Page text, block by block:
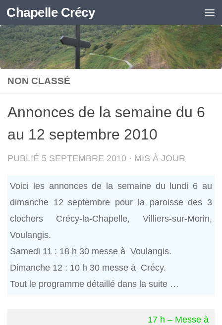
Skip to content
Chapelle Crécy
NON CLASSÉ
Annonces de la semaine du 6
au 12 septembre 2010
PUBLIÉ 5 SEPTEMBRE 2010 · MIS À JOUR
Voici les annonces de la semaine du lundi 6 au
dimanche 12 septembre pour la paroisse des 3
clochers Crécy-la-Chapelle, Villiers-sur-Morin,
Voulangis.
Samedi 11 : 18 h 30 messe à Voulangis.
Dimanche 12 : 10 h 30 messe à Crécy.
Tout le programme détaillé dans la suite …
17 h – Messe à